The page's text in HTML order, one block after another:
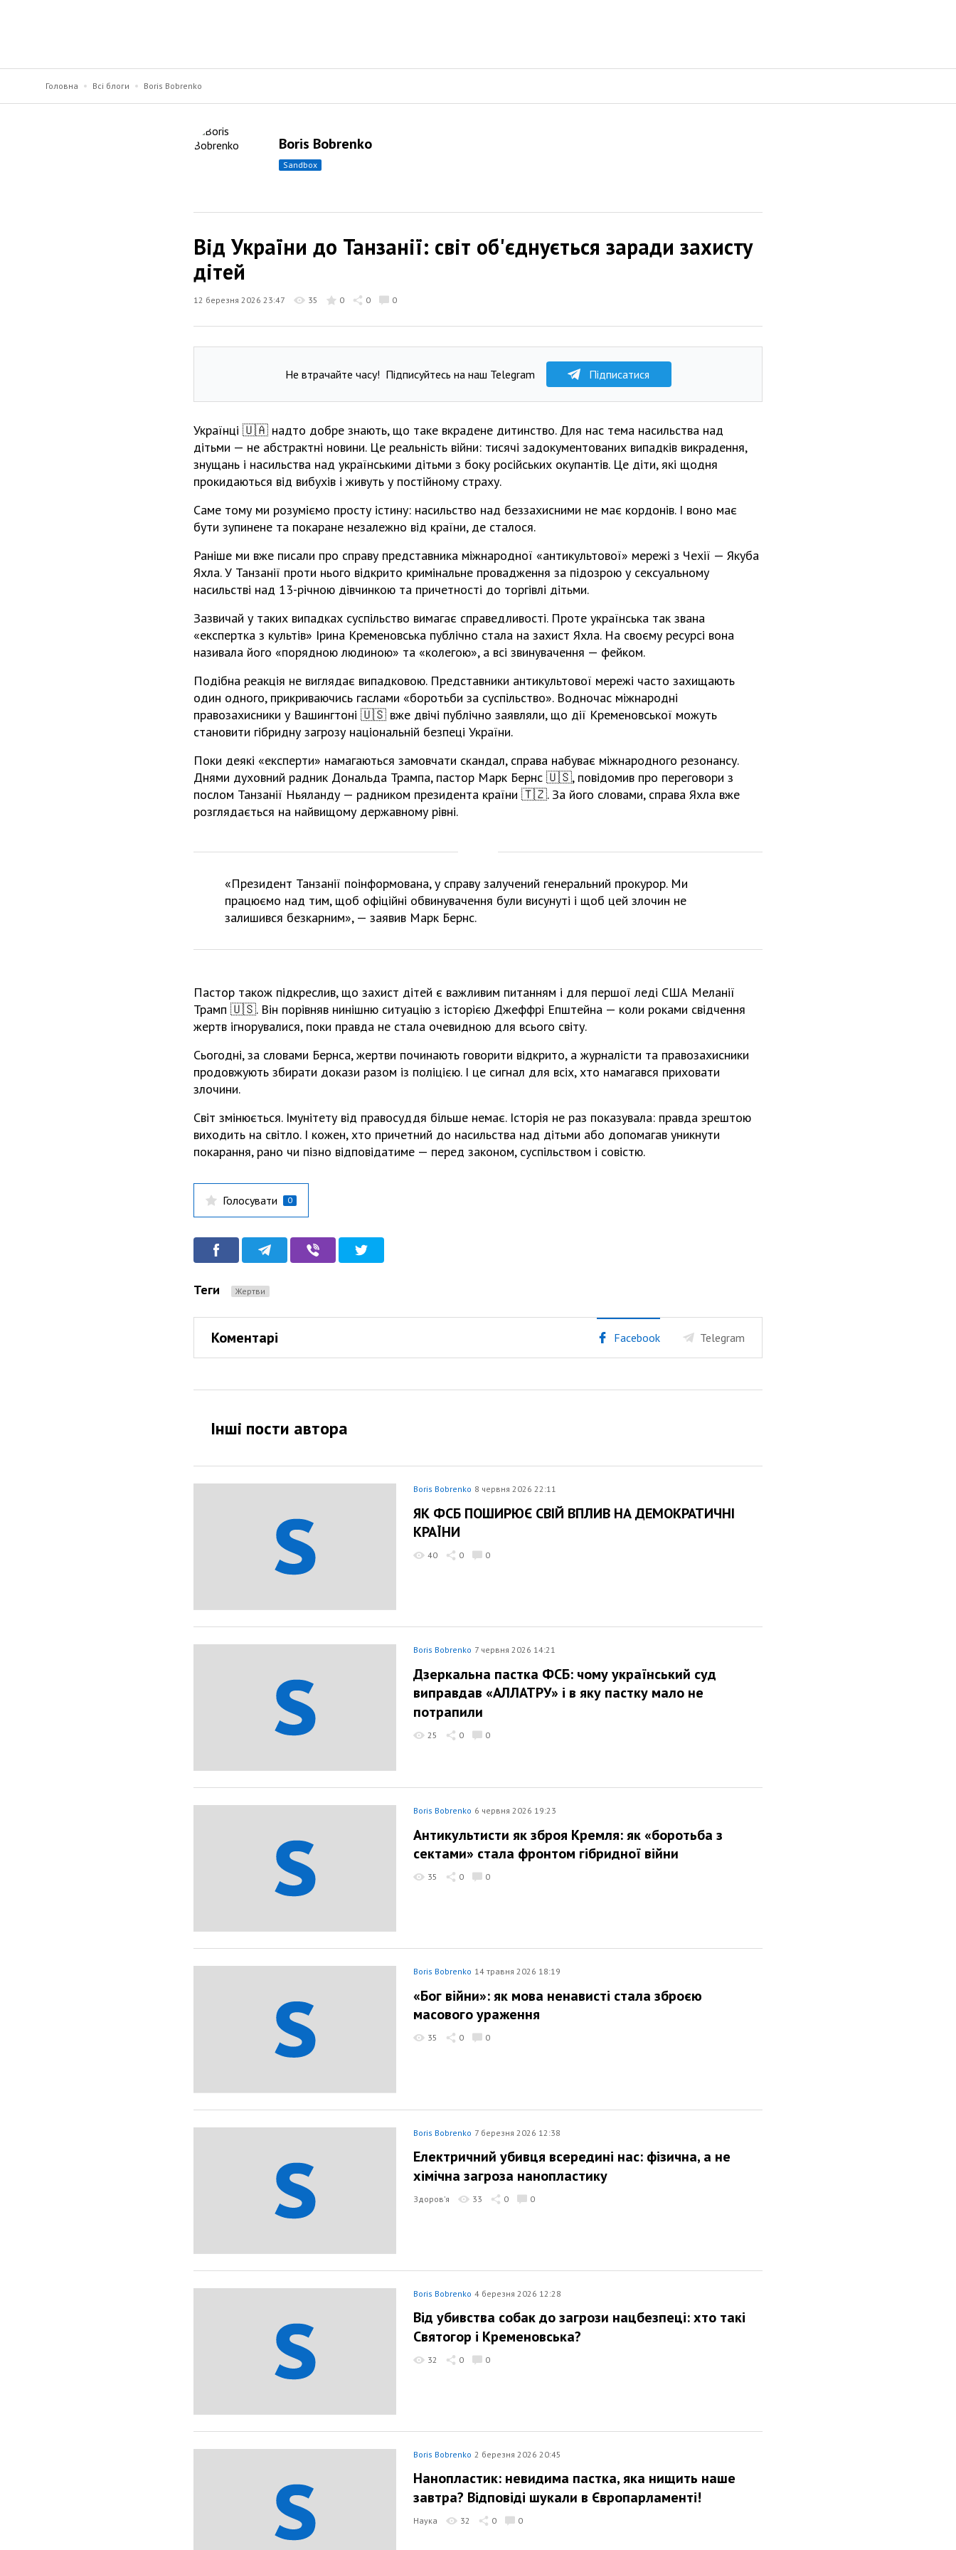
Головна Всі блоги Boris Bobrenko
Boris Bobrenko
sandbox
Від України до Танзанії: світ об'єднується заради захисту
дітей
12 березня 2026 23:47 35 0 0 0
Не втрачайте часу! Підписуйтесь на наш Telegram Підписатися
Українці 🇺🇦 надто добре знають, що таке вкрадене дитинство. Для нас тема насильства над
дітьми — не абстрактні новини. Це реальність війни: тисячі задокументованих випадків викрадення,
знущань і насильства над українськими дітьми з боку російських окупантів. Це діти, які щодня
прокидаються від вибухів і живуть у постійному страху.
Саме тому ми розуміємо просту істину: насильство над беззахисними не має кордонів. І воно має
бути зупинене та покаране незалежно від країни, де сталося.
Раніше ми вже писали про справу представника міжнародної «антикультової» мережі з Чехії — Якуба
Яхла. У Танзанії проти нього відкрито кримінальне провадження за підозрою у сексуальному
насильстві над 13-річною дівчинкою та причетності до торгівлі дітьми.
Зазвичай у таких випадках суспільство вимагає справедливості. Проте українська так звана
«експертка з культів» Ірина Кременовська публічно стала на захист Яхла. На своєму ресурсі вона
називала його «порядною людиною» та «колегою», а всі звинувачення — фейком.
Подібна реакція не виглядає випадковою. Представники антикультової мережі часто захищають
один одного, прикриваючись гаслами «боротьби за суспільство». Водночас міжнародні
правозахисники у Вашингтоні 🇺🇸 вже двічі публічно заявляли, що дії Кременовської можуть
становити гібридну загрозу національній безпеці України.
Поки деякі «експерти» намагаються замовчати скандал, справа набуває міжнародного резонансу.
Днями духовний радник Дональда Трампа, пастор Марк Бернс 🇺🇸, повідомив про переговори з
послом Танзанії Ньяланду — радником президента країни 🇹🇿. За його словами, справа Яхла вже
розглядається на найвищому державному рівні.
«Президент Танзанії поінформована, у справу залучений генеральний прокурор. Ми
працюємо над тим, щоб офіційні обвинувачення були висунуті і щоб цей злочин не
залишився безкарним», — заявив Марк Бернс.
Пастор також підкреслив, що захист дітей є важливим питанням і для першої леді США Меланії
Трамп 🇺🇸. Він порівняв нинішню ситуацію з історією Джеффрі Епштейна — коли роками свідчення
жертв ігнорувалися, поки правда не стала очевидною для всього світу.
Сьогодні, за словами Бернса, жертви починають говорити відкрито, а журналісти та правозахисники
продовжують збирати докази разом із поліцією. І це сигнал для всіх, хто намагався приховати
злочини.
Світ змінюється. Імунітету від правосуддя більше немає. Історія не раз показувала: правда зрештою
виходить на світло. І кожен, хто причетний до насильства над дітьми або допомагав уникнути
покарання, рано чи пізно відповідатиме — перед законом, суспільством і совістю.
Голосувати 0
Теги жертви
Коментарі Facebook Telegram
Інші пости автора
Boris Bobrenko 8 червня 2026 22:11
ЯК ФСБ ПОШИРЮЄ СВІЙ ВПЛИВ НА ДЕМОКРАТИЧНІ
КРАЇНИ
40 0 0
Boris Bobrenko 7 червня 2026 14:21
Дзеркальна пастка ФСБ: чому український суд
виправдав «АЛЛАТРУ» і в яку пастку мало не
потрапили
25 0 0
Boris Bobrenko 6 червня 2026 19:23
Антикультисти як зброя Кремля: як «боротьба з
сектами» стала фронтом гібридної війни
35 0 0
Boris Bobrenko 14 травня 2026 18:19
«Бог війни»: як мова ненависті стала зброєю
масового ураження
35 0 0
Boris Bobrenko 7 березня 2026 12:38
Електричний убивця всередині нас: фізична, а не
хімічна загроза нанопластику
Здоров’я 33 0 0
Boris Bobrenko 4 березня 2026 12:28
Від убивства собак до загрози нацбезпеці: хто такі
Святогор і Кременовська?
32 0 0
Boris Bobrenko 2 березня 2026 20:45
Нанопластик: невидима пастка, яка нищить наше
завтра? Відповіді шукали в Європарламенті!
Наука 32 0 0